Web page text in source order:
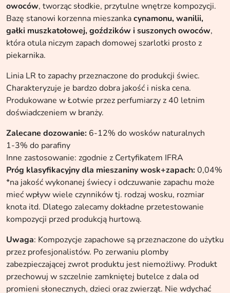
owoców, tworząc słodkie, przytulne wnętrze kompozycji.
Bazę stanowi korzenna mieszankacynamonu, wanilii,
gałki muszkatołowej, goździków i suszonych owoców,
która otula niczym zapach domowej szarlotki prosto z
piekarnika.
Linia LR to zapachy przeznaczone do produkcji świec.
Charakteryzuje je bardzo dobra jakość i niska cena.
Produkowane w Łotwie przez perfumiarzy z 40 letnim
doświadczeniem w branży.
Zalecane dozowanie: 6-12% do wosków naturalnych
1-3% do parafiny
Inne zastosowanie: zgodnie z Certyfikatem IFRA
Próg klasyfikacyjny dla mieszaniny wosk+zapach:0,04%
*na jakość wykonanej świecy i odczuwanie zapachu może
mieć wpływ wiele czynników tj. rodzaj wosku, rozmiar
knota itd. Dlatego zalecamy dokładne przetestowanie
kompozycji przed produkcją hurtową.
Uwaga: Kompozycje zapachowe są przeznaczone do użytku
przez profesjonalistów. Po zerwaniu plomby
zabezpieczającej zwrot produktu jest niemożliwy. Produkt
przechowuj w szczelnie zamkniętej butelce z dala od
promieni słonecznych, dzieci oraz zwierząt. Nie wdychać